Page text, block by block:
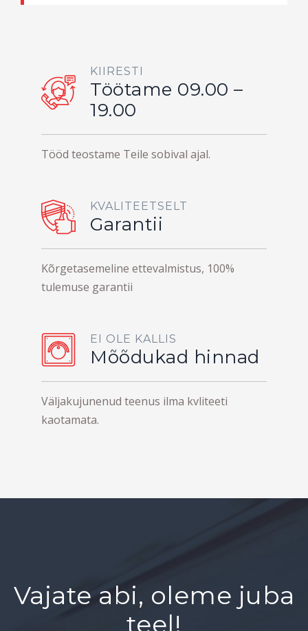
KIIRESTI
Töötame 09.00 –
19.00
Tööd teostame Teile sobival ajal.
KVALITEETSELT
Garantii
Kõrgetasemeline ettevalmistus, 100%
tulemuse garantii
EI OLE KALLIS
Mõõdukad hinnad
Väljakujunenud teenus ilma kvliteeti
kaotamata.
Vajate abi, oleme juba
teel!